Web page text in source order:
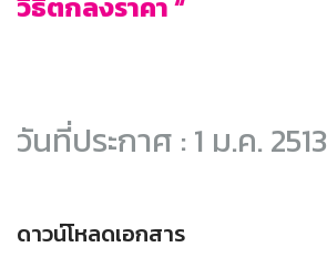
วันที่ประกาศ : 1 ม.ค. 2513
ดาวน์โหลดเอกสาร